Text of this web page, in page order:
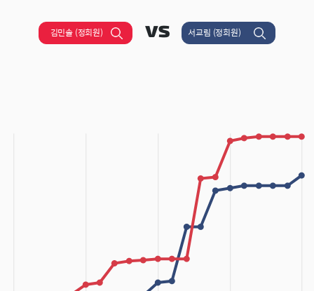
김민솔 (정회원) 서교림 (정회원)